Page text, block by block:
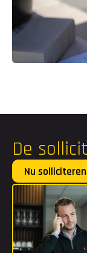
De
Nu solliciteren
Voornaam
Achternaam